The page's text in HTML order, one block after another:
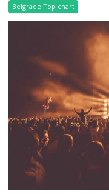
Belgrade Top chart